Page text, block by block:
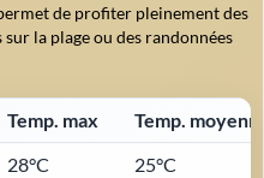
de profiter pleinement des
la plage ou des randonnées
Temp. max
Temp.
28°C
25°C